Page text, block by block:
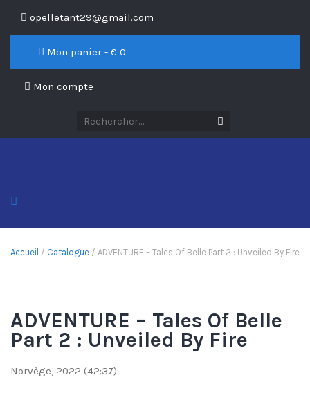
opelletant29@gmail.com
Mon panier - € 0
Mon compte
Accueil / Catalogue / ADVENTURE – Tales Of Belle Part 2 : Unveiled By Fire
ADVENTURE – Tales Of Belle
Part 2 : Unveiled By Fire
Norvège, 2022 (42:37)